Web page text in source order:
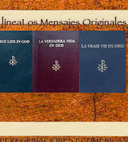
Los Mensajes Originales